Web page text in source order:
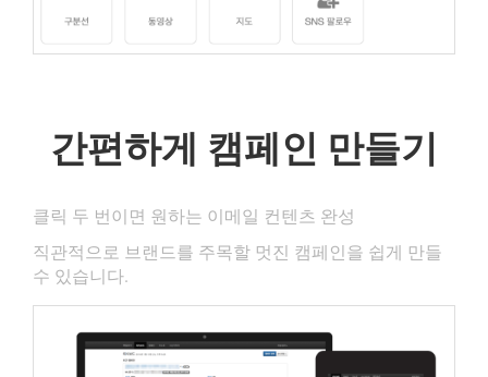
간편하게 캠페인 만들기
클릭 두 번이면 원하는 이메일 컨텐츠 완성
직관적으로 브랜드를 주목할 멋진 캠페인을 쉽게 만들
수 있습니다.